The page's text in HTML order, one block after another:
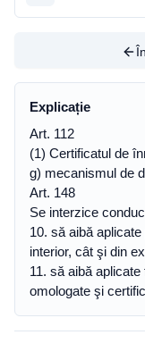
Explicație
Art. 112
(1) Certificatul de
g) mecanismul de
Art. 148
Se interzice
10. să aibă
interior, cât şi din
11. să aibă
omologate şi